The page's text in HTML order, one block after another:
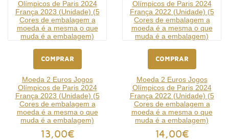
COMPRAR
Moeda 2 Euros Jogos
Olímpicos de Paris 2024
França 2023 (Unidade) (5
Cores de embalagem a
moeda é a mesma o que
muda é a embalagem)
13,00€
COMPRAR
Moeda 2 Euros Jogos
Olímpicos de Paris 2024
França 2022 (Unidade) (5
Cores de embalagem a
moeda é a mesma o que
muda é a embalagem)
14,00€